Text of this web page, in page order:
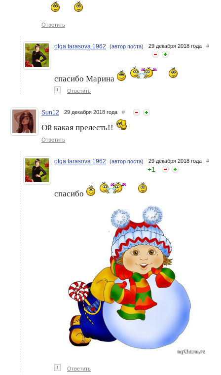
Ответить
olga tarasova 1962 (автор поста) 29 декабря 2018 года #
спасибо Марина
↑ Ответить
Sun12 29 декабря 2018 года #
Ой какая прелесть!!
Ответить
olga tarasova 1962 (автор поста) 29 декабря 2018 года #
+1
спасибо
↑ Ответить